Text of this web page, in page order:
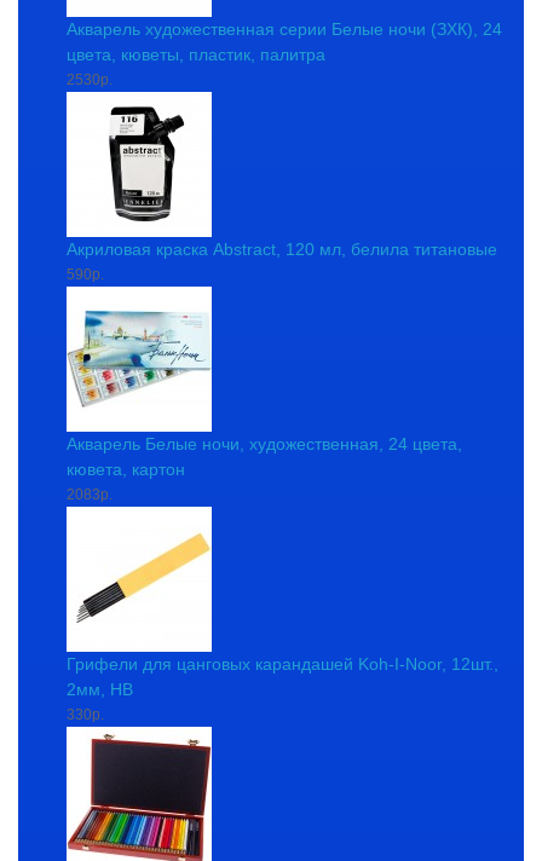
Акварель художественная серии Белые ночи (ЗХК), 24
цвета, кюветы, пластик, палитра
2530р.
Акриловая краска Abstract, 120 мл, белила титановые
590р.
Акварель Белые ночи, художественная, 24 цвета,
кювета, картон
2083р.
Грифели для цанговых карандашей Koh-I-Noor, 12шт.,
2мм, HB
330р.